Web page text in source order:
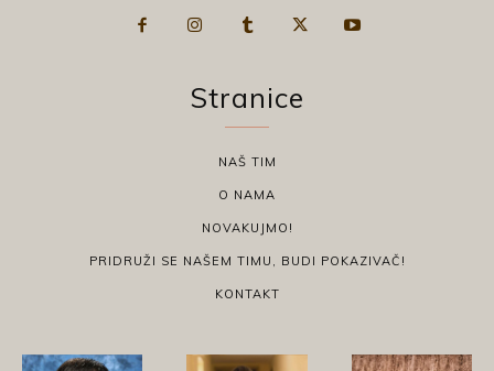
Stranice
NAŠ TIM
O NAMA
NOVAKUJMO!
PRIDRUŽI SE NAŠEM TIMU, BUDI POKAZIVAČ!
KONTAKT